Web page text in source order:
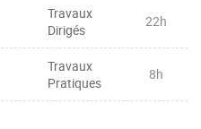
Travaux
Dirigés
22h
Travaux
Pratiques
8h